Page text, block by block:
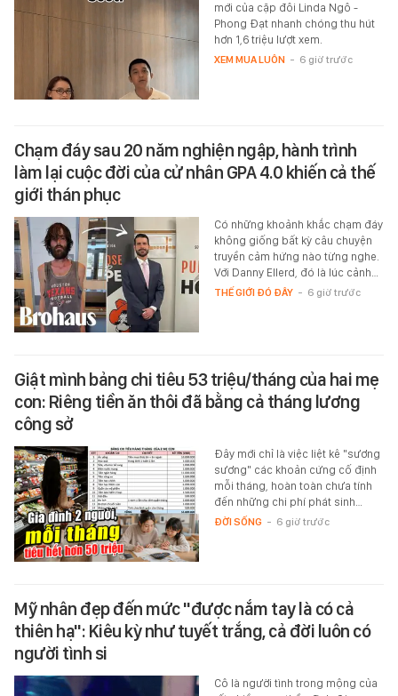
mới của cặp đôi Linda Ngô -
Phong Đạt nhanh chóng thu hút
hơn 1,6 triệu lượt xem.
XEM MUA LUÔN - 6 giờ trước
Chạm đáy sau 20 năm nghiện ngập, hành trình
làm lại cuộc đời của cử nhân GPA 4.0 khiến cả thế
giới thán phục
Có những khoảnh khắc chạm đáy
không giống bất kỳ câu chuyện
truyền cảm hứng nào từng nghe.
Với Danny Ellerd, đó là lúc cảnh…
THẾ GIỚI ĐÓ ĐÂY - 6 giờ trước
Giật mình bảng chi tiêu 53 triệu/tháng của hai mẹ
con: Riêng tiền ăn thôi đã bằng cả tháng lương
công sở
Đây mới chỉ là việc liệt kê "sương
sương" các khoản cứng cố định
mỗi tháng, hoàn toàn chưa tính
đến những chi phí phát sinh…
ĐỜI SỐNG - 6 giờ trước
Mỹ nhân đẹp đến mức "được nắm tay là có cả
thiên hạ": Kiêu kỳ như tuyết trắng, cả đời luôn có
người tình si
Cô là người tình trong mộng của